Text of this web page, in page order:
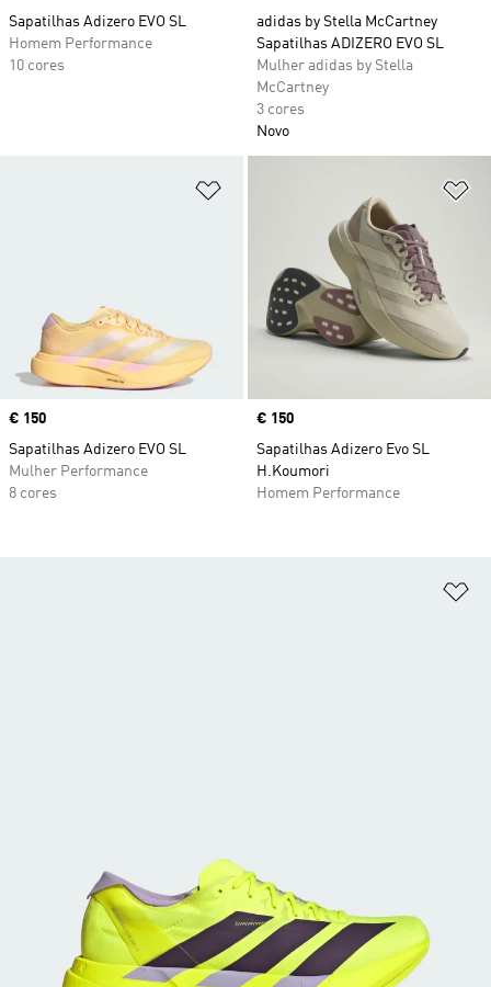
Sapatilhas Adizero EVO SL
Homem Performance
10 cores
adidas by Stella McCartney
Sapatilhas ADIZERO EVO SL
Mulher adidas by Stella
McCartney
3 cores
Novo
Adicionar à Lista de Desejos
Price
€ 150
Sapatilhas Adizero EVO SL
Mulher Performance
8 cores
Price
€ 150
Sapatilhas Adizero Evo SL
H.Koumori
Homem Performance